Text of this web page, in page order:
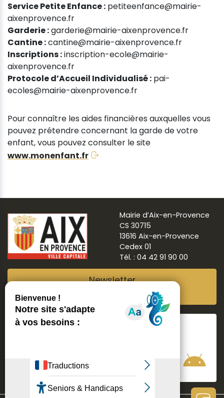
Service Petite Enfance : petiteenfance@mairie-
aixenprovence.fr
Garderie :garderie@mairie-aixenprovence.fr
Cantine :cantine@mairie-aixenprovence.fr
Inscriptions :inscription-ecole@mairie-
aixenprovence.fr
Protocole d’Accueil Individualisé : pai-
ecoles@mairie-aixenprovence.fr
Pour connaître les aides financières auxquelles vous
pouvez prétendre concernant la garde de votre
enfant, vous pouvez consulter le site
www.monenfant.fr
Mairie d’Aix-en-Provence
CS 30715
13616 Aix-en-Provence
Cedex 01
Tél. : 04 42 91 90 00
Newsletter
Suivre Aix ma ville